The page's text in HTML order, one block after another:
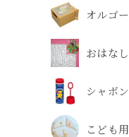
オルゴ
おはな
シャボ
こども